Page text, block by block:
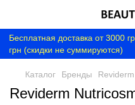
Бесплатная доставка от 3000
грн (скидки не суммируются)
Каталог Бренды Reviderm
Reviderm